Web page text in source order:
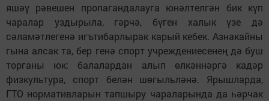
яшәү рәвешен пропагандалауга юнәлтелгән бик күп
чаралар уздырыла, гәрчә, бүген халык үзе дә
сәламәтлегенә игътибарлырак карый кебек. Азнакайны
гына алсак та, бер генә спорт учреждениесенең дә буш
торганы юк: балалардан алып өлкәннәргә кадәр
физкультура, спорт белән шөгыльләнә. Ярышларда,
ГТО нормативларын тапшыру чараларында да һәрчак